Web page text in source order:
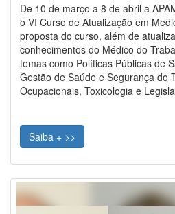
De 10 de março a 8 de abril a
o VI Curso de Atualização em
proposta do curso, além de
conhecimentos do Médico do
temas como Políticas Públicas de
Gestão de Saúde e Segurança do
Ocupacionais, Toxicologia e
Saiba + >>